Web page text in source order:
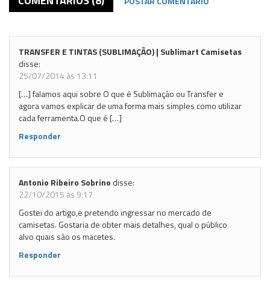
TRANSFER E TINTAS (SUBLIMAÇÃO) | Sublimart Camisetas
disse:
25/07/2014 às 13:11
[…] falamos aqui sobre O que é Sublimação ou Transfer e
agora vamos explicar de uma forma mais simples como utilizar
cada ferramenta.O que é […]
Responder
Antonio Ribeiro Sobrino disse:
22/10/2015 às 9:17
Gostei do artigo,e pretendo ingressar no mercado de
camisetas. Gostaria de obter mais detalhes, qual o público
alvo quais são os macetes.
Responder